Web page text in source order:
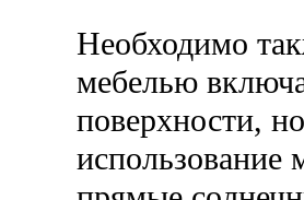
Необходимо
мебелью
поверхности,
использование